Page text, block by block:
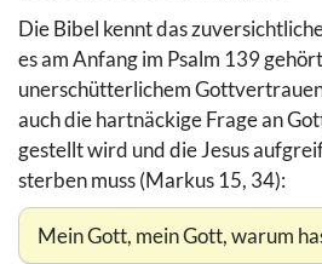
Die Bibel kennt das
es am Anfang im Psalm 139
unerschütterlichem
auch die hartnäckige Frage an
gestellt wird und die Jesus
sterben muss (Markus 15, 34):
Mein Gott, mein Gott, warum